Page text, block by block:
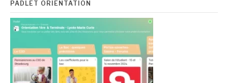
PADLET ORIENTATION